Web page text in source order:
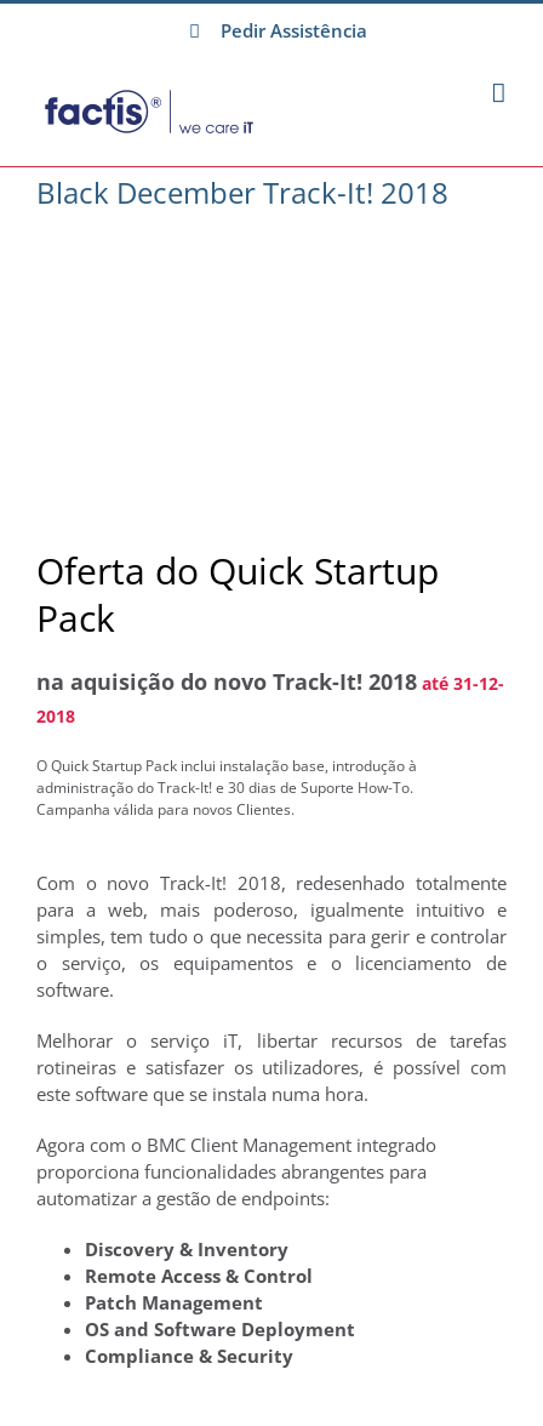
Pedir Assistência
Black December Track-It! 2018
Oferta do Quick Startup
Pack
na aquisição do novo Track-It! 2018 até 31-12-
2018
O Quick Startup Pack inclui instalação base, introdução à
administração do Track-It! e 30 dias de Suporte How-To.
Campanha válida para novos Clientes.
Com o novo Track-It! 2018, redesenhado totalmente
para a web, mais poderoso, igualmente intuitivo e
simples, tem tudo o que necessita para gerir e controlar
o serviço, os equipamentos e o licenciamento de
software.
Melhorar o serviço iT, libertar recursos de tarefas
rotineiras e satisfazer os utilizadores, é possível com
este software que se instala numa hora.
Agora com o BMC Client Management integrado
proporciona funcionalidades abrangentes para
automatizar a gestão de endpoints:
Discovery & Inventory
Remote Access & Control
Patch Management
OS and Software Deployment
Compliance & Security